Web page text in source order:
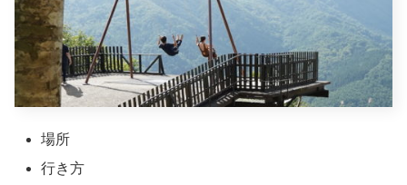
場所
行き方